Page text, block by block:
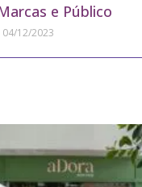
e Público
04/12/2023